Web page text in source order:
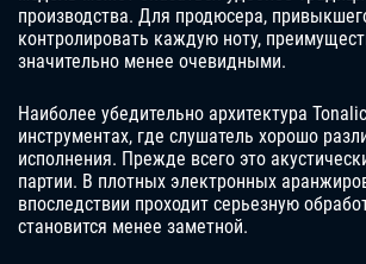
производства. Для продюсера,
контролировать каждую ноту,
значительно менее очевидными.
Наиболее убедительно архитектура
инструментах, где слушатель хорошо
исполнения. Прежде всего это
партии. В плотных электронных
впоследствии проходит серьезную
становится менее заметной.